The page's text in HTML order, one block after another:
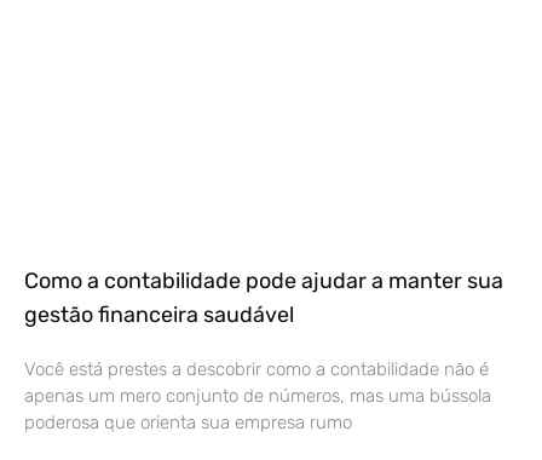
Como a contabilidade pode ajudar a manter sua
gestão financeira saudável
Você está prestes a descobrir como a contabilidade não é
apenas um mero conjunto de números, mas uma bússola
poderosa que orienta sua empresa rumo